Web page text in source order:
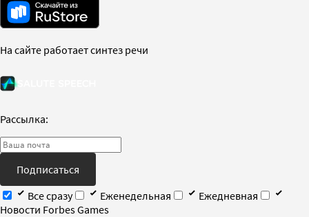
На сайте работает синтез речи
Рассылка:
Подписаться
Все сразу
Еженедельная
Ежедневная
Новости Forbes Games